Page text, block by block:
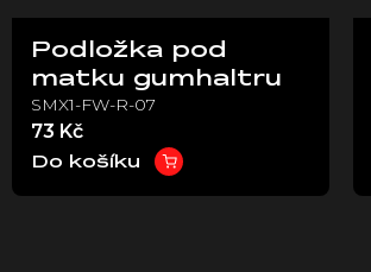
Podložka pod
matku gumhaltru
SMX1-FW-R-07
73 Kč
Do košíku